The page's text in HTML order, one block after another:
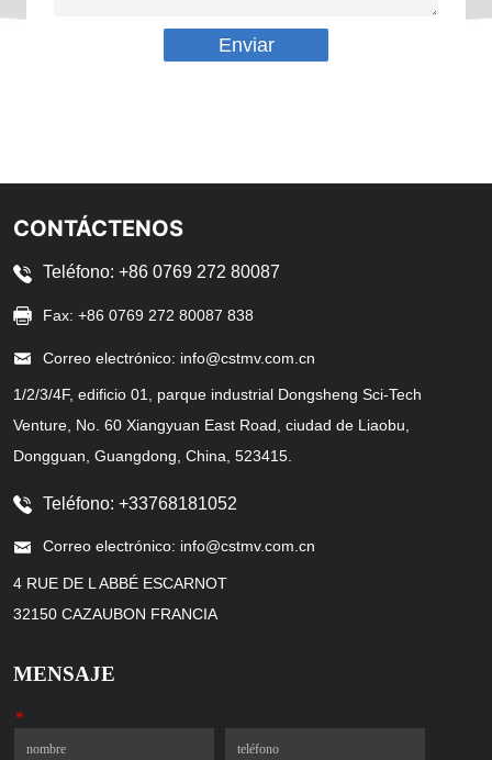
Enviar
CONTÁCTENOS
Teléfono: +86 0769 272 80087
Fax: +86 0769 272 80087 838
Correo electrónico: info@cstmv.com.cn
1/2/3/4F, edificio 01, parque industrial Dongsheng Sci-Tech
Venture, No. 60 Xiangyuan East Road, ciudad de Liaobu,
Dongguan, Guangdong, China, 523415.
Teléfono: +33768181052
Correo electrónico: info@cstmv.com.cn
4 RUE DE L ABBÉ ESCARNOT
32150 CAZAUBON FRANCIA
MENSAJE
*Nombre